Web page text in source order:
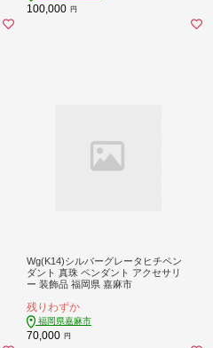
100,000 円
Wg(K14)シルバーグレータヒチペン
ダント 真珠 ペンダント アクセサリ
ー 装飾品 福岡県 嘉麻市
残りわずか
福岡県嘉麻市
70,000 円